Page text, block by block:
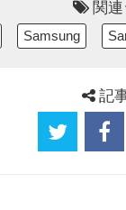
関
Samsung
記